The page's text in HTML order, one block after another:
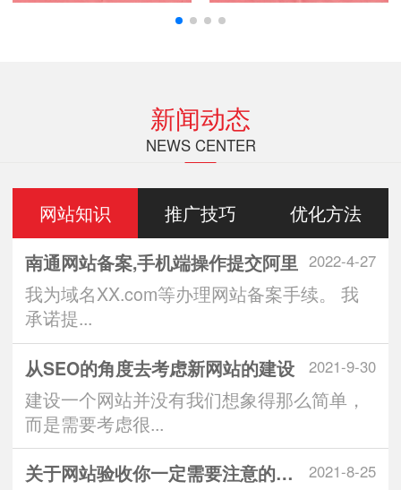
新闻动态
NEWS CENTER
网站知识 推广技巧 优化方法
2022-4-27
南通网站备案,手机端操作提交阿里
我为域名XX.com等办理网站备案手续。 我
承诺提...
2021-9-30
从SEO的角度去考虑新网站的建设
建设一个网站并没有我们想象得那么简单，
而是需要考虑很...
2021-8-25
关于网站验收你一定需要注意的问题